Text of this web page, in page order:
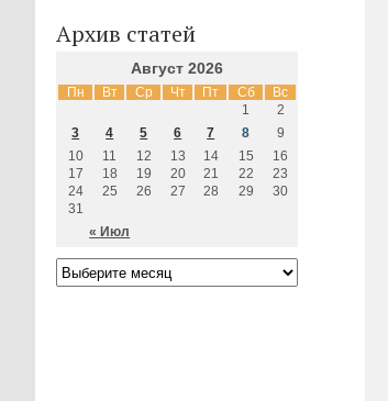
Архив статей
Август 2026
Пн Вт Ср Чт Пт Сб Вс
« Июл
1
2
3
4 5 6 7 8
9
10
11 12 13 14 15
16
17
18 19 20 21 22
23
24
25 26 27 28 29
30
31